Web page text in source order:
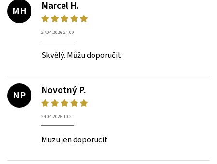
MH
Marcel H.
27.04.2026 21:09
Skvělý. Můžu doporučit
NP
Novotný P.
24.04.2026 10:21
Muzu jen doporucit